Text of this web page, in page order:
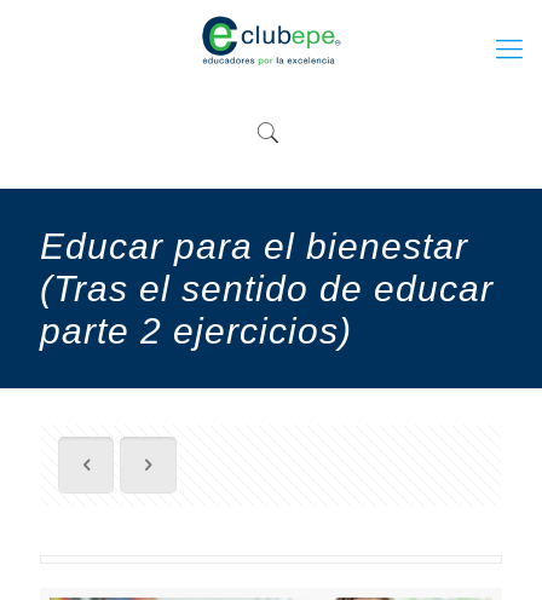
Educar para el bienestar
(Tras el sentido de educar
parte 2 ejercicios)